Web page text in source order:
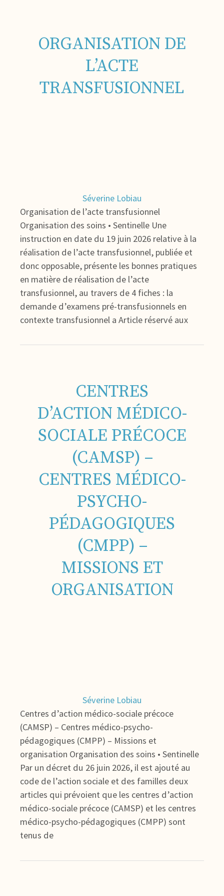
ORGANISATION DE
L’ACTE
TRANSFUSIONNEL
Séverine Lobiau
Organisation de l’acte transfusionnel
Organisation des soins • Sentinelle Une
instruction en date du 19 juin 2026 relative à la
réalisation de l’acte transfusionnel, publiée et
donc opposable, présente les bonnes pratiques
en matière de réalisation de l’acte
transfusionnel, au travers de 4 fiches : la
demande d’examens pré-transfusionnels en
contexte transfusionnel a Article réservé aux
CENTRES
D’ACTION MÉDICO-
SOCIALE PRÉCOCE
(CAMSP) –
CENTRES MÉDICO-
PSYCHO-
PÉDAGOGIQUES
(CMPP) –
MISSIONS ET
ORGANISATION
Séverine Lobiau
Centres d’action médico-sociale précoce
(CAMSP) – Centres médico-psycho-
pédagogiques (CMPP) – Missions et
organisation Organisation des soins • Sentinelle
Par un décret du 26 juin 2026, il est ajouté au
code de l’action sociale et des familles deux
articles qui prévoient que les centres d’action
médico-sociale précoce (CAMSP) et les centres
médico-psycho-pédagogiques (CMPP) sont
tenus de